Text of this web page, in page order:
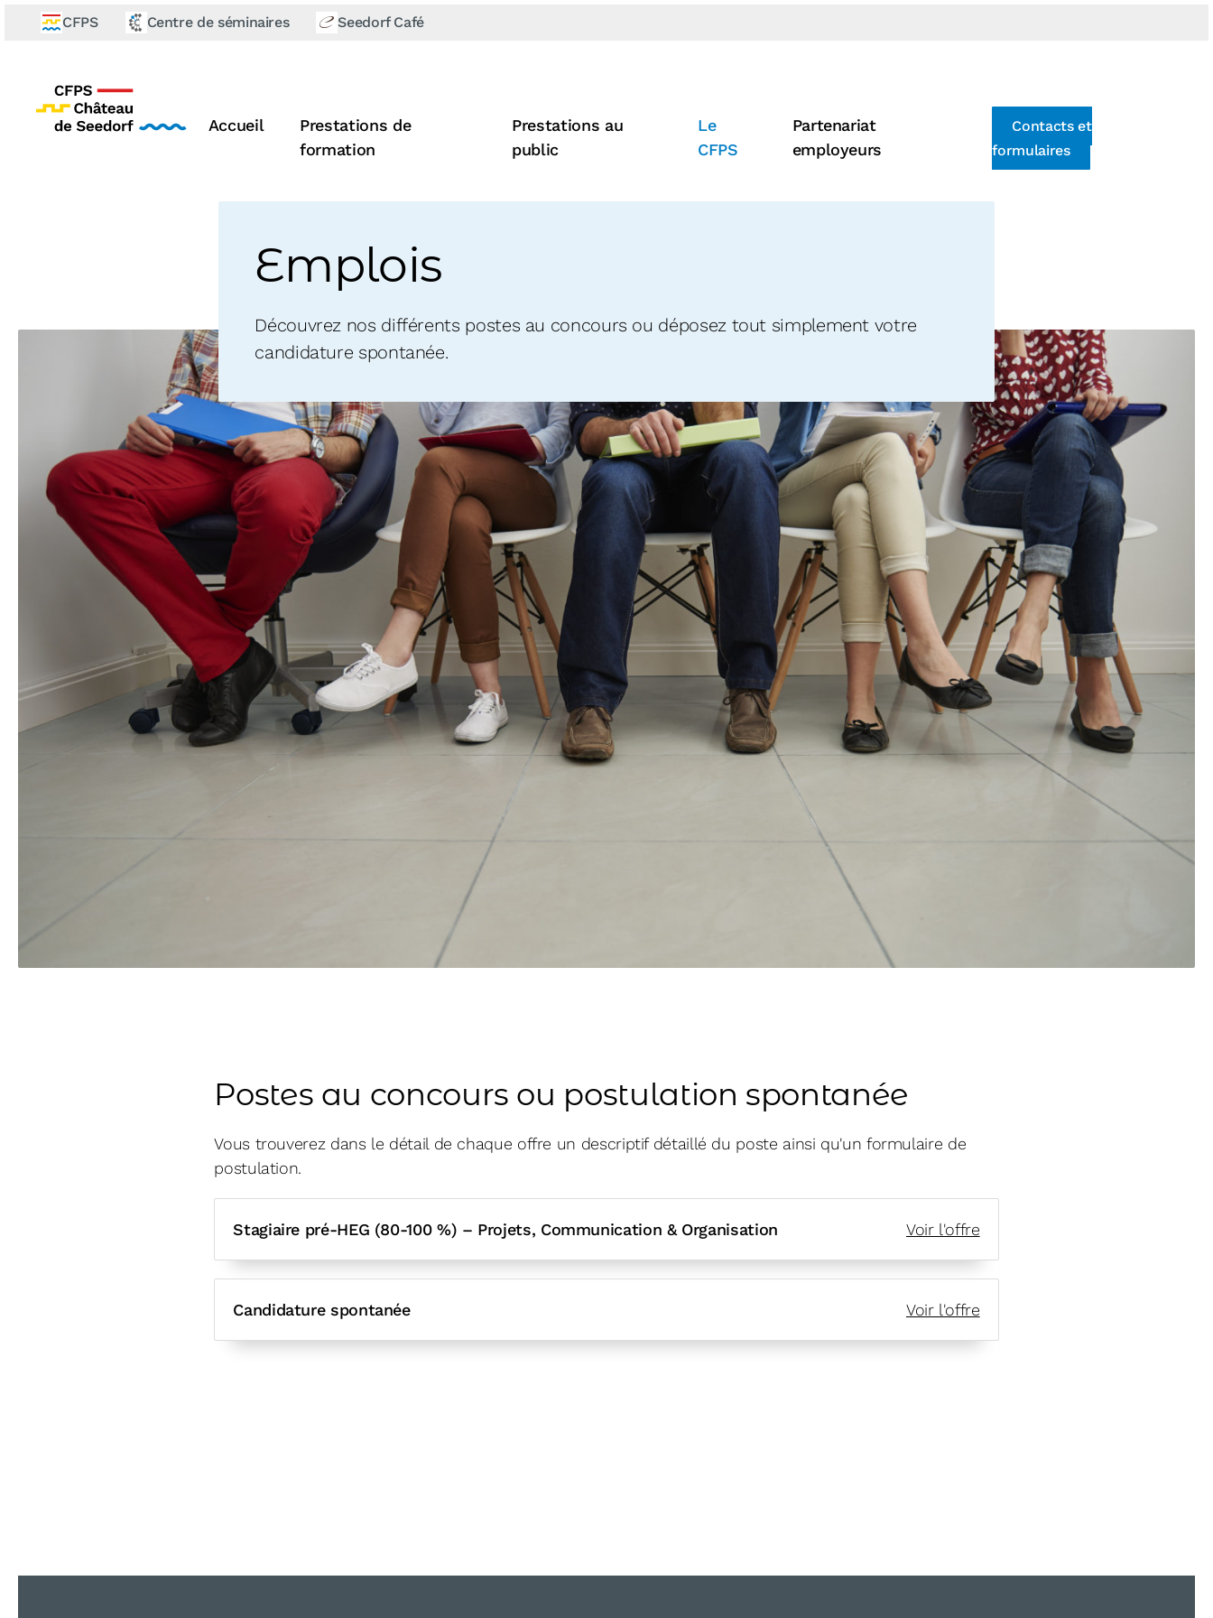
CFPS Centre de séminaires Seedorf Café
Accueil
Prestations de
formation
Prestations au
public
Le
CFPS
Partenariat
employeurs
Contacts et
formulaires
Emplois
Découvrez nos différents postes au concours ou déposez tout simplement votre
candidature spontanée.
Postes au concours ou postulation spontanée
Vous trouverez dans le détail de chaque offre un descriptif détaillé du poste ainsi qu'un formulaire de
postulation.
Stagiaire pré-HEG (80-100 %) – Projets, Communication & Organisation Voir l'offre
Candidature spontanée Voir l'offre